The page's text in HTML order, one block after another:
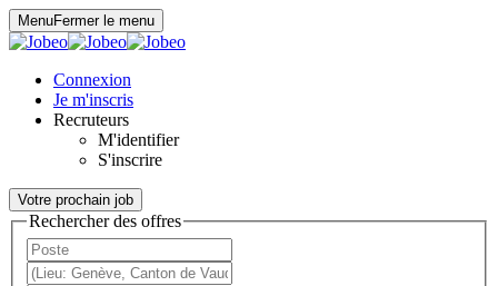
MenuFermer le menu
Connexion
Je m'inscris
Recruteurs
M'identifier
S'inscrire
Votre prochain job
Rechercher des offres
Panneau de gestion des cookies